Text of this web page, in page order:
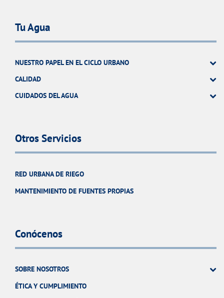
Tu Agua
NUESTRO PAPEL EN EL CICLO URBANO
CALIDAD
CUIDADOS DEL AGUA
Otros Servicios
RED URBANA DE RIEGO
MANTENIMIENTO DE FUENTES PROPIAS
Conócenos
SOBRE NOSOTROS
ÉTICA Y CUMPLIMIENTO